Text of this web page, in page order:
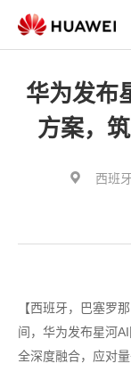
华为发布
方案，
西班
【西班牙，巴塞罗
间，华为发布星河
全深度融合，应对